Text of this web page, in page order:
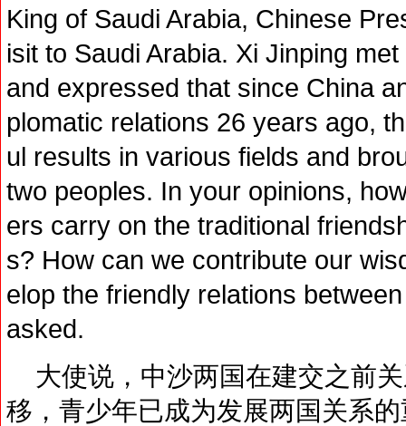
King of Saudi Arabia, Chinese
isit to Saudi Arabia. Xi Jinping
and expressed that since China
plomatic relations 26 years ago,
ul results in various fields and
two peoples. In your opinions,
ers carry on the traditional
s? How can we contribute our
elop the friendly relations
asked.
大使说，中沙两国在建交之前
移，青少年已成为发展两国关系